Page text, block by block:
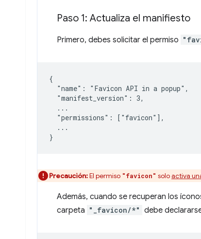
Paso 1: Actualiza el manifiesto
Primero, debes solicitar el permiso
{
  "name": "Favicon API in a popup",
  "manifest_version": 3,
  ...
  "permissions": ["favicon"],
  ...
Precaución:El permiso "favicon" soloactiva
Además, cuando se recuperan los
carpeta "_favicon/*" debe